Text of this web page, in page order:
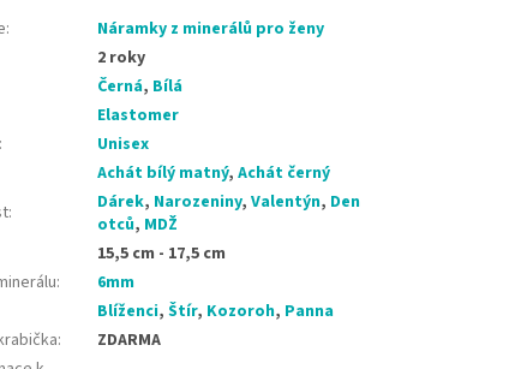
:
Náramky z minerálů pro ženy
2 roky
Černá, Bílá
Elastomer
:
Unisex
Achát bílý matný,Achát černý
: Dárek, Narozeniny,Valentýn, Den
otců, MDŽ
15,5 cm - 17,5 cm
:
6mm
Blíženci,Štír, Kozoroh, Panna
:
ZDARMA